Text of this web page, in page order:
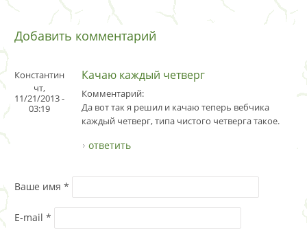
Добавить комментарий
Константин
чт,
11/21/2013 -
03:19
Качаю каждый четверг
Комментарий:
Да вот так я решил и качаю теперь вебчика
каждый четверг, типа чистого четверга такое.
ответить
Ваше имя *
E-mail *